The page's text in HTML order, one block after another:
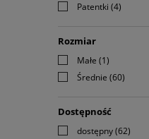
Patentki (4)
Rozmiar
Małe (1)
Średnie (60)
Dostępność
dostępny(62)